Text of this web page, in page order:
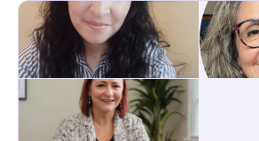
sintiéndote sostenida, acompañada y
eres. Mi misión es ayudarte a ordenar tu
lo que aún pesa, fortalecer tu
relación contigo misma y con quienes
herramientas prácticas para navegar la
límites sanos, serenidad y propósito.
mirada integral donde la mente, las
familiar y la fe se encuentran para crear